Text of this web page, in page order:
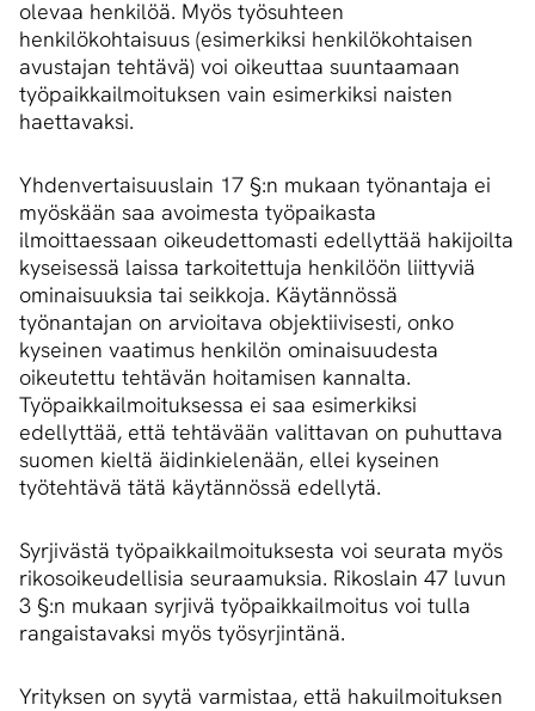
olevaa henkilöä. Myös työsuhteen
henkilökohtaisuus (esimerkiksi henkilökohtaisen
avustajan tehtävä) voi oikeuttaa suuntaamaan
työpaikkailmoituksen vain esimerkiksi naisten
haettavaksi.
Yhdenvertaisuuslain 17 §:n mukaan työnantaja ei
myöskään saa avoimesta työpaikasta
ilmoittaessaan oikeudettomasti edellyttää hakijoilta
kyseisessä laissa tarkoitettuja henkilöön liittyviä
ominaisuuksia tai seikkoja. Käytännössä
työnantajan on arvioitava objektiivisesti, onko
kyseinen vaatimus henkilön ominaisuudesta
oikeutettu tehtävän hoitamisen kannalta.
Työpaikkailmoituksessa ei saa esimerkiksi
edellyttää, että tehtävään valittavan on puhuttava
suomen kieltä äidinkielenään, ellei kyseinen
työtehtävä tätä käytännössä edellytä.
Syrjivästä työpaikkailmoituksesta voi seurata myös
rikosoikeudellisia seuraamuksia. Rikoslain 47 luvun
3 §:n mukaan syrjivä työpaikkailmoitus voi tulla
rangaistavaksi myös työsyrjintänä.
Yrityksen on syytä varmistaa, että hakuilmoituksen